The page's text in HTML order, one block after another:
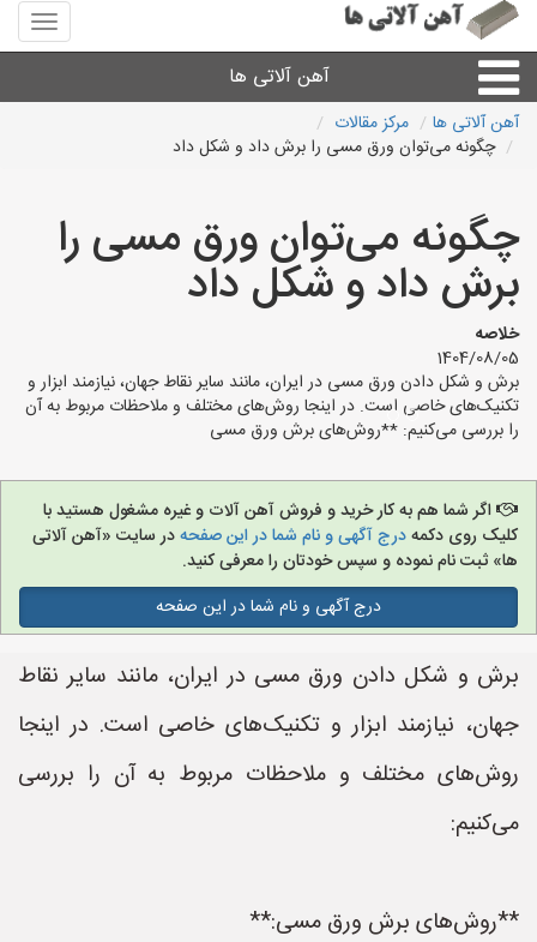
منوی
سایت
آلاتی
آهن آلاتی ها
میلگرد نبشی،مفتول
لوله و اتصالات
سایر آهن آلات
آهن آلاتی های شهرها
آهن آلاتی ها
مرکز مقالات
چگونه می‌توان ورق مسی را برش داد و شکل داد
چگونه می‌توان ورق مسی را
برش داد و شکل داد
خلاصه
1404/08/05
برش و شکل دادن ورق مسی در ایران، مانند سایر نقاط جهان، نیازمند ابزار و
تکنیک‌های خاصی است. در اینجا روش‌های مختلف و ملاحظات مربوط به آن
را بررسی می‌کنیم: **روش‌های برش ورق مسی
اگر شما هم به کار خرید و فروش آهن آلات و غیره مشغول هستید با
کلیک روی دکمهدرج آگهی و نام شما در این صفحهدر سایت «آهن آلاتی
ها» ثبت نام نموده و سپس خودتان را معرفی کنید.
درج آگهی و نام شما در این صفحه
برش و شکل دادن ورق مسی در ایران، مانند سایر نقاط
جهان، نیازمند ابزار و تکنیک‌های خاصی است. در اینجا
روش‌های مختلف و ملاحظات مربوط به آن را بررسی
می‌کنیم:
**روش‌های برش ورق مسی:**